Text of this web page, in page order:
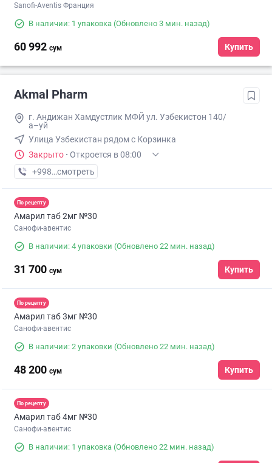
Sanofi-Aventis Франция
В наличии: 1 упаковка (Обновлено 3 мин. назад)
60 992 сум Купить
Akmal Pharm
г. Андижан Хамдустлик МФЙ ул. Узбекистон 140/
а–уй
Улица Узбекистан рядом с Корзинка
Закрыто · Откроется в 08:00
+998 (90) XXX-XX-XX
смотреть
По рецепту
Амарил таб 2мг №30
Санофи-авентис
В наличии: 4 упаковки (Обновлено 22 мин. назад)
31 700 сум Купить
По рецепту
Амарил таб 3мг №30
Санофи-авентис
В наличии: 2 упаковки (Обновлено 22 мин. назад)
48 200 сум Купить
По рецепту
Амарил таб 4мг №30
Санофи-авентис
В наличии: 1 упаковка (Обновлено 22 мин. назад)